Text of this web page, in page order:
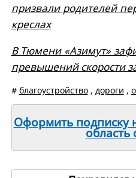
призвали родителей
креслах
В Тюмени «Азимут»
превышений скорости
# благоустройство, дороги ,
Оформить подписку
область